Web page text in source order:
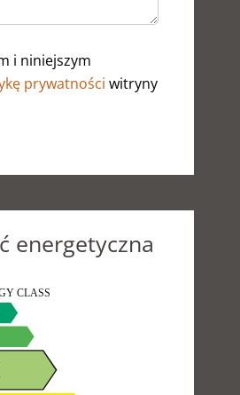
i niniejszym
prywatności witryny
energetyczna